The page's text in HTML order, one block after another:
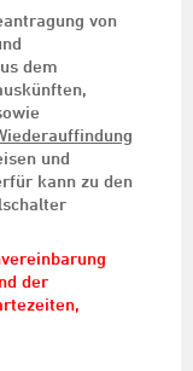
von
dem
und
kann zu den
der